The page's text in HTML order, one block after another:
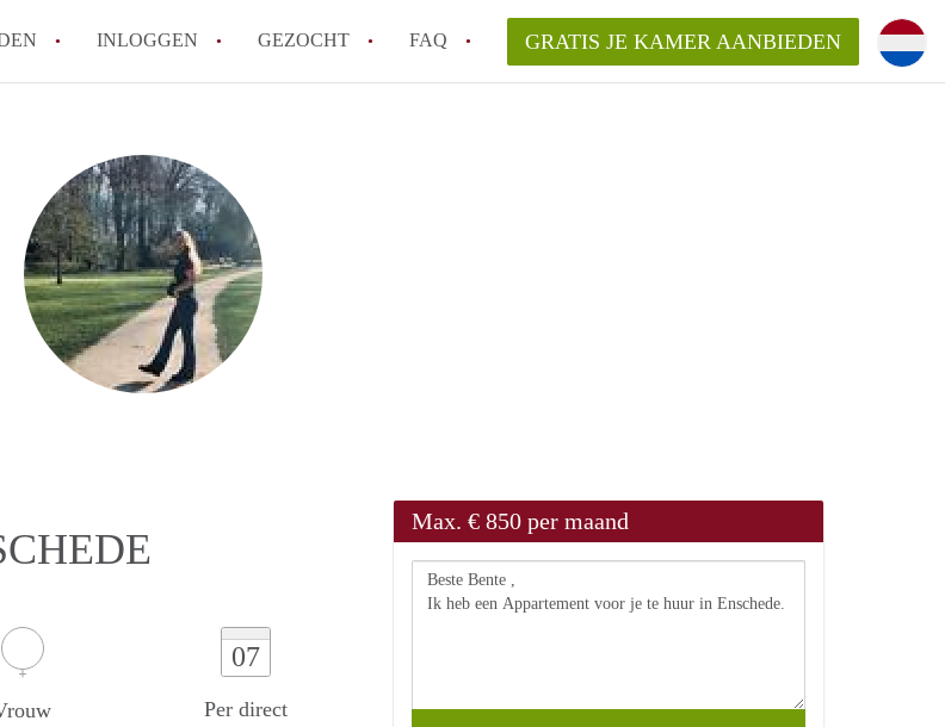
INLOGGEN GEZOCHT FAQ
Wat is de privacyverklaring van KamersEnschede?
Berekent KamersEnschede makelaarsvergoeding/bemiddelingsvergoeding?
Is KamersEnschede verantwoordelijk voor de aangeboden Kamer / Kamers
in Enschede?
Alle veelgestelde vragen
GRATIS JE KAMER AANBIEDEN
07
Per direct
Max. € 850 per maand